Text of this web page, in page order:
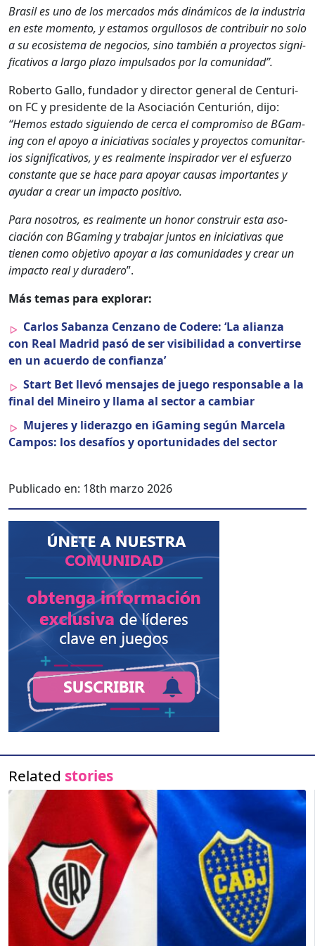
Brasil es uno de los mer­ca­dos más dinámi­cos de la indus­tria
en este momen­to, y esta­mos orgul­losos de con­tribuir no solo
a su eco­sis­tema de nego­cios, sino tam­bién a proyec­tos sig­ni­
fica­tivos a largo pla­zo impul­sa­dos ​​por la comu­nidad”.
Rober­to Gal­lo, fun­dador y direc­tor gen­er­al de Cen­tu­ri­
on FC y pres­i­dente de la Aso­ciación Cen­turión, dijo:
“Hemos esta­do sigu­ien­do de cer­ca el com­pro­miso de BGam­
ing con el apoyo a ini­cia­ti­vas sociales y proyec­tos comu­ni­tar­
ios sig­ni­fica­tivos, y es real­mente inspi­rador ver el esfuer­zo
con­stante que se hace para apo­yar causas impor­tantes y
ayu­dar a crear un impacto pos­i­ti­vo.
Para nosotros, es real­mente un hon­or con­stru­ir esta aso­
ciación con BGam­ing y tra­ba­jar jun­tos en ini­cia­ti­vas que
tienen como obje­ti­vo apo­yar a las comu­nidades y crear un
impacto real y duradero”.
Más temas para explo­rar:
Car­los Saban­za Cen­zano de Codere: ‘La alian­za
con Real Madrid pasó de ser vis­i­bil­i­dad a con­ver­tirse
en un acuer­do de con­fi­an­za’
Start Bet llevó men­sajes de juego respon­s­able a la
final del Mineiro y lla­ma al sec­tor a cam­biar
Mujeres y lid­er­az­go en iGam­ing según Marcela
Cam­pos: los desafíos y opor­tu­nidades del sec­tor
Publicado en: 18th marzo 2026
Related stories